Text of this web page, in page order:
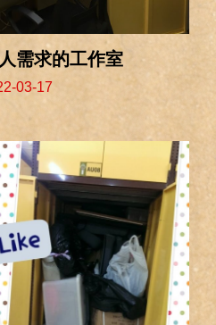
需求的工作室
03-17